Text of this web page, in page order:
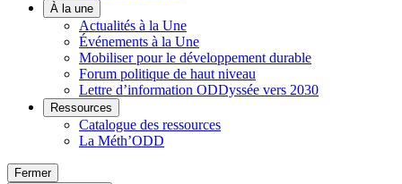
À la une
Actualités à la Une
Événements à la Une
Mobiliser pour le développement durable
Forum politique de haut niveau
Lettre d’information ODDyssée vers 2030
Ressources
Catalogue des ressources
La Méth’ODD
Fermer